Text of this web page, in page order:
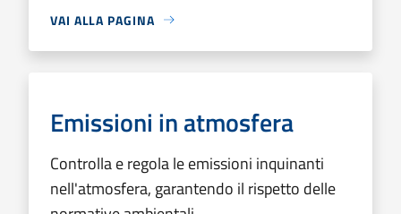
VAI ALLA PAGINA
Emissioni in atmosfera
Controlla e regola le emissioni inquinanti
nell'atmosfera, garantendo il rispetto delle